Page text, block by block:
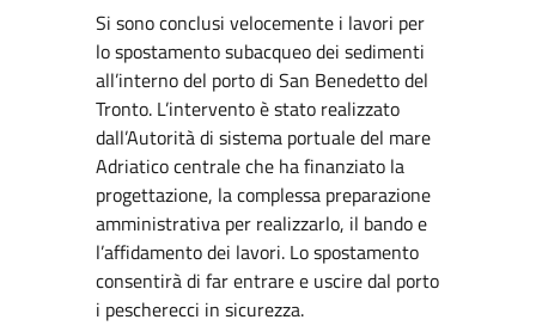
Si sono conclusi velocemente i lavori per
lo spostamento subacqueo dei sedimenti
all’interno del porto di San Benedetto del
Tronto. L’intervento è stato realizzato
dall’Autorità di sistema portuale del mare
Adriatico centrale che ha finanziato la
progettazione, la complessa preparazione
amministrativa per realizzarlo, il bando e
l’affidamento dei lavori. Lo spostamento
consentirà di far entrare e uscire dal porto
i pescherecci in sicurezza.